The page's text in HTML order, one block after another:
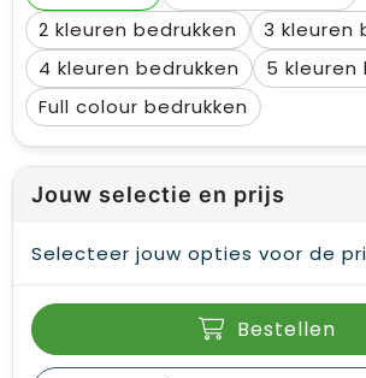
2
3
4
5
Full colour
Jouw selectie en prijs
Selecteer jouw opties voor de
Bestellen